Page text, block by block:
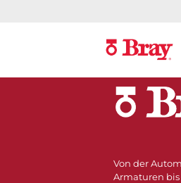
Von der
Armaturen